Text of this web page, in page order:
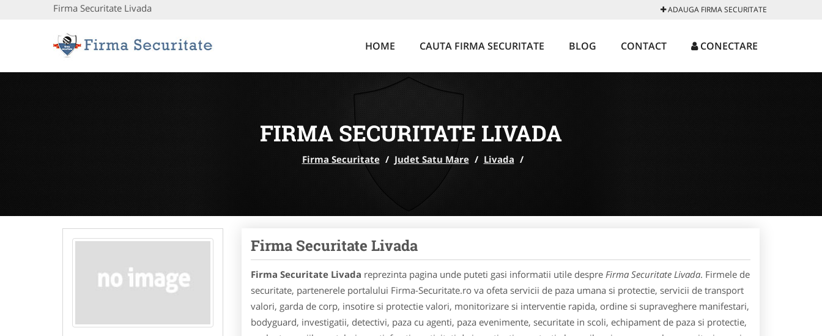
Firma Securitate Livada ADAUGA FIRMA SECURITATE
HOME CAUTA FIRMA SECURITATE BLOG CONTACT CONECTARE
FIRMA SECURITATE LIVADA
Firma Securitate / Judet Satu Mare / Livada /
Firma Securitate Livada
Firma Securitate Livada reprezinta pagina unde puteti gasi informatii utile despre Firma Securitate Livada. Firmele de
securitate, partenerele portalului Firma-Securitate.ro va ofeta servicii de paza umana si protectie, servicii de transport
valori, garda de corp, insotire si protectie valori, monitorizare si interventie rapida, ordine si supraveghere manifestari,
bodyguard, investigatii, detectivi, paza cu agenti, paza evenimente, securitate in scoli, echipament de paza si protectie,